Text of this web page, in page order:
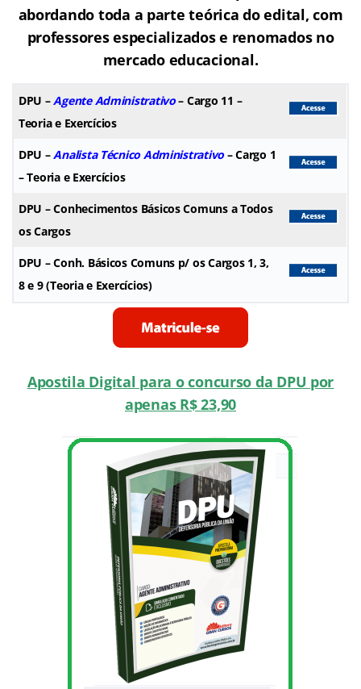
abordando toda a parte teórica do edital, com
professores especializados e renomados no
mercado educacional.
DPU –Agente Administrativo– Cargo 11 –
Teoria e Exercícios
DPU –Analista Técnico Administrativo– Cargo 1
– Teoria e Exercícios
DPU – Conhecimentos Básicos Comuns a Todos
os Cargos
DPU – Conh. Básicos Comuns p/ os Cargos 1, 3,
8 e 9 (Teoria e Exercícios)
Apostila Digital para o concurso da DPU por
apenas R$ 23,90